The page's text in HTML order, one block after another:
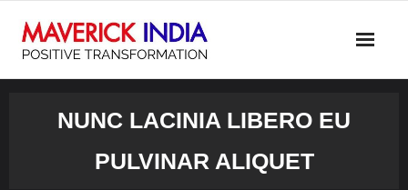
content
NUNC LACINIA LIBERO EU
PULVINAR ALIQUET